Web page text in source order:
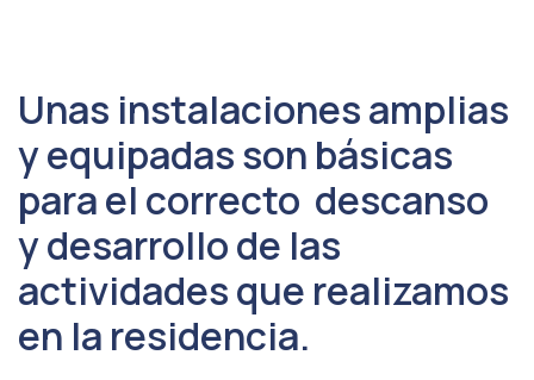
Unas instalaciones amplias
y equipadas son básicas
para el correcto descanso
y desarrollo de las
actividades que realizamos
en la residencia.